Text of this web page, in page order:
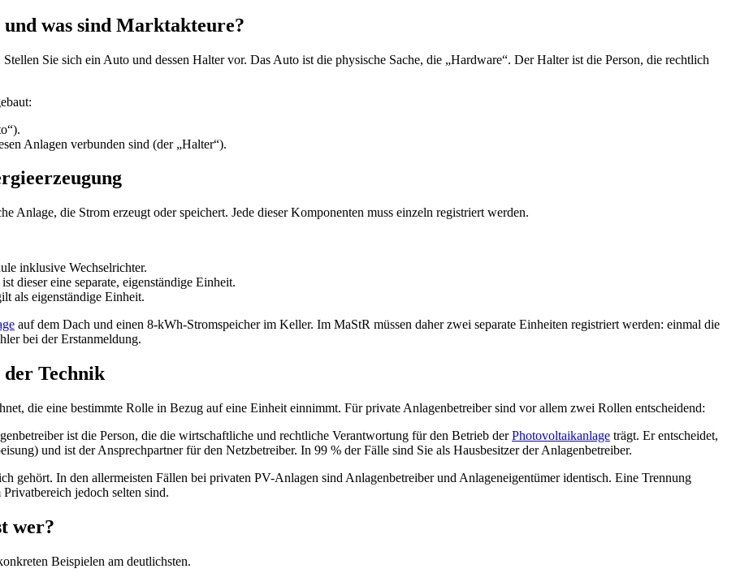
was sind Marktakteure?
Sie sich ein Auto und dessen Halter vor. Das Auto ist die physische Sache, die „Hardware“. Der Halter ist die Person, die rechtlich
Anlagen verbunden sind (der „Halter“).
Anlage, die Strom erzeugt oder speichert. Jede dieser Komponenten muss einzeln registriert werden.
inklusive Wechselrichter.
dieser eine separate, eigenständige Einheit.
als eigenständige Einheit.
auf dem Dach und einen 8-kWh-Stromspeicher im Keller. Im MaStR müssen daher zwei separate Einheiten registriert werden: einmal die
bei der Erstanmeldung.
Technik
die eine bestimmte Rolle in Bezug auf eine Einheit einnimmt. Für private Anlagenbetreiber sind vor allem zwei Rollen entscheidend:
ist die Person, die die wirtschaftliche und rechtliche Verantwortung für den Betrieb derPhotovoltaikanlage trägt. Er entscheidet,
und ist der Ansprechpartner für den Netzbetreiber. In 99 % der Fälle sind Sie als Hausbesitzer der Anlagenbetreiber.
gehört. In den allermeisten Fällen bei privaten PV-Anlagen sind Anlagenbetreiber und Anlageneigentümer identisch. Eine Trennung
jedoch selten sind.
wer?
Beispielen am deutlichsten.